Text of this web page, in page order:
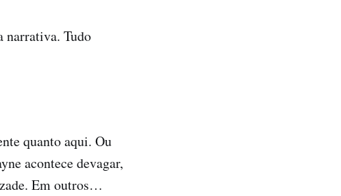
narrativa. Tudo
quanto aqui. Ou
acontece devagar,
Em outros…